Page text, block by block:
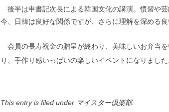
後半は申書記次長による韓国文化の講演。慣習や
今、日韓は良好な関係ですが、さらに理解を深める良
会員の長寿祝金の贈呈が終わり、美味しいお弁当
り、手作り感いっぱいの楽しいイベントになりました
This entry is filed under マイスター倶楽部.